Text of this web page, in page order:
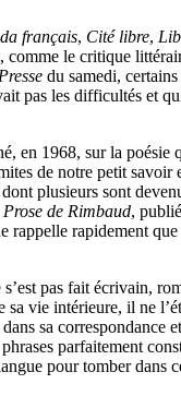
français, Cité libre,
comme le critique
du samedi,
pas les difficultés et
en 1968, sur la poésie
de notre petit savoir
plusieurs sont
de Rimbaud,
rappelle rapidement
pas fait écrivain,
vie intérieure, il ne
sa correspondance
parfaitement
pour tomber dans